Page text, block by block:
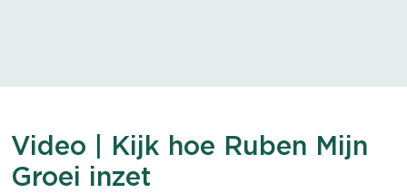
Video | Kijk hoe Ruben Mijn
Groei inzet